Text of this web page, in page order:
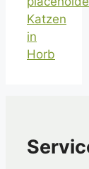
Katzen
in
Horb